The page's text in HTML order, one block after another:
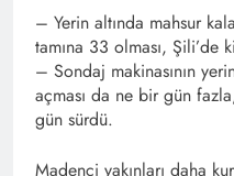
– Yerin altında mahsur
tamına 33 olması, Şili’de
– Sondaj makinasının
açması da ne bir gün
gün sürdü.
Madenci yakınları daha